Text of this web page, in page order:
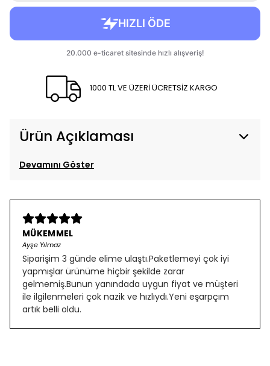
1000 TL VE ÜZERİ ÜCRETSİZ KARGO
Ürün Açıklaması
Devamını Göster
MÜKEMMEL
Ayşe Yılmaz
Siparişim 3 günde elime ulaştı.Paketlemeyi çok iyi
yapmışlar ürünüme hiçbir şekilde zarar
gelmemiş.Bunun yanındada uygun fiyat ve müşteri
ile ilgilenmeleri çok nazik ve hızlıydı.Yeni eşarpçım
artık belli oldu.